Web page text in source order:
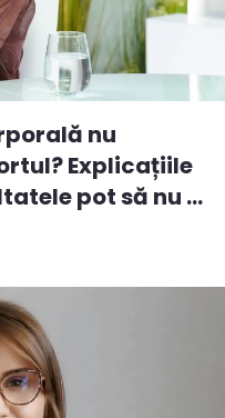
nu
Explicațiile
pot să nu ...